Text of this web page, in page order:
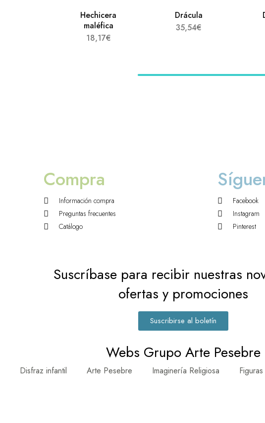
Hechicera
maléfica
18,17€
Drácula
35,54€
Compra
Información compra
Preguntas frecuentes
Catálogo
Facebook
Instagram
Pinterest
Suscríbase para recibir nuestras
ofertas y promociones
Suscribirse al boletín
Webs Grupo Arte Pesebre
Disfraz infantil Arte Pesebre Imaginería Religiosa